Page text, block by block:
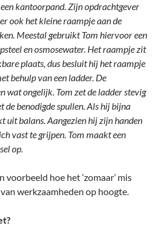
kantoorpand. Zijn opdrachtgever
ook het kleine raampje aan de
Meestal gebruikt Tom hiervoor een
en osmosewater. Het raampje zit
plaats, dus besluit hij het raampje
behulp van een ladder. De
wat ongelijk. Tom zet de ladder stevig
de benodigde spullen. Als hij bijna
uit balans. Aangezien hij zijn handen
vast te grijpen. Tom maakt een
op.
voorbeeld hoe het ‘zomaar’ mis
werkzaamheden op hoogte.